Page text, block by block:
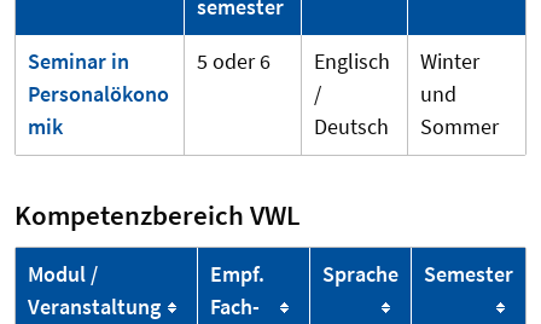
semester
Seminar in
Personalökono
mik
5 oder 6
Englisch
/
Deutsch
Winter
und
Sommer
Kompetenzbereich VWL
Modul /
Veranstaltung
Empf.
Fach­
Sprache Semester